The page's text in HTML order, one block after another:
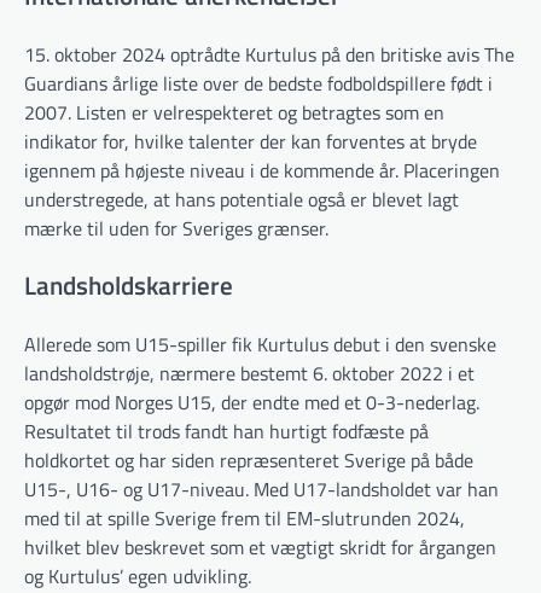
15. oktober 2024 optrådte Kurtulus på den britiske avis The
Guardians årlige liste over de bedste fodboldspillere født i
2007. Listen er velrespekteret og betragtes som en
indikator for, hvilke talenter der kan forventes at bryde
igennem på højeste niveau i de kommende år. Placeringen
understregede, at hans potentiale også er blevet lagt
mærke til uden for Sveriges grænser.
Landsholdskarriere
Allerede som U15-spiller fik Kurtulus debut i den svenske
landsholdstrøje, nærmere bestemt 6. oktober 2022 i et
opgør mod Norges U15, der endte med et 0-3-nederlag.
Resultatet til trods fandt han hurtigt fodfæste på
holdkortet og har siden repræsenteret Sverige på både
U15-, U16- og U17-niveau. Med U17-landsholdet var han
med til at spille Sverige frem til EM-slutrunden 2024,
hvilket blev beskrevet som et vægtigt skridt for årgangen
og Kurtulus’ egen udvikling.